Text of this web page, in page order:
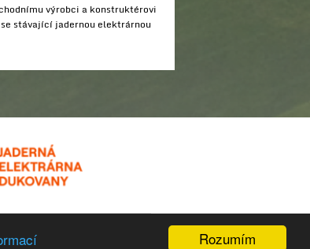
Rozumím
výrobci a konstruktérovi
stávající jadernou elektrárnou